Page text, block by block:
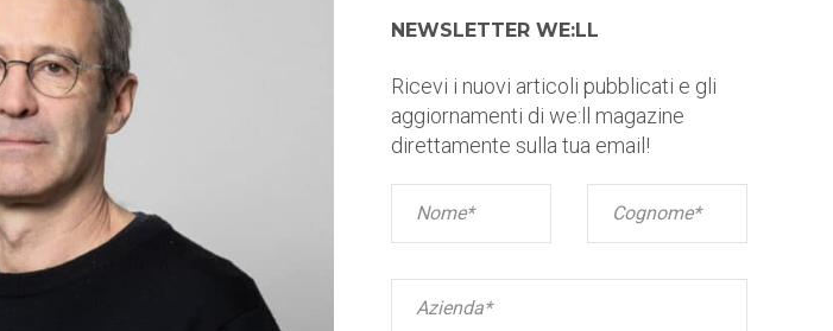
NEWSLETTER WE:LL
Ricevi i nuovi articoli pubblicati e gli
aggiornamenti di we:ll magazine
direttamente sulla tua email!